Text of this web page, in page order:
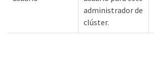
administrador de
clúster.